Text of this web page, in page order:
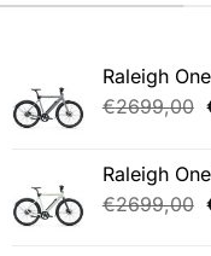
Raleigh
€2699,00
Raleigh
€2699,00